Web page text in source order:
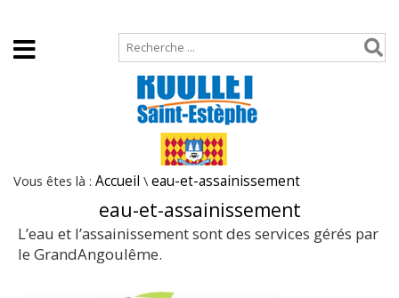
Vous êtes là : Accueil \ eau-et-assainissement
eau-et-assainissement
L’eau et l’assainissement sont des services gérés par
le GrandAngoulême.